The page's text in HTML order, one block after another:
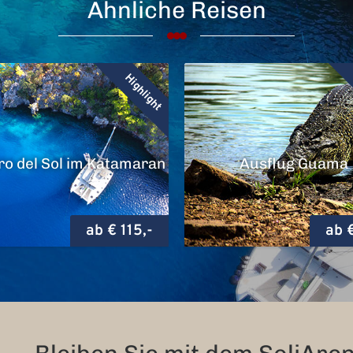
Ähnliche Reisen
Highlight
ab € 115,-
del Sol im Katamaran
ab
Ausflug Guama